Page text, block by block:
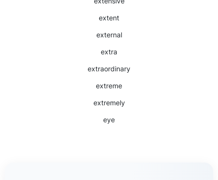
extent
external
extra
extraordinary
extreme
extremely
eye